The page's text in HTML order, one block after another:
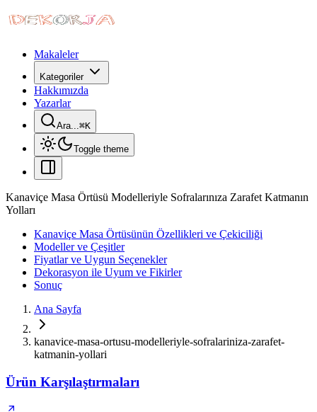
Makaleler
Kategoriler
Hakkımızda
Yazarlar
Ara...⌘K
Toggle theme
Kanaviçe Masa Örtüsü Modelleriyle Sofralarınıza Zarafet Katmanın
Yolları
Kanaviçe Masa Örtüsünün Özellikleri ve Çekiciliği
Modeller ve Çeşitler
Fiyatlar ve Uygun Seçenekler
Dekorasyon ile Uyum ve Fikirler
Sonuç
Ana Sayfa
kanavice-masa-ortusu-modelleriyle-sofralariniza-zarafet-
katmanin-yollari
Ürün Karşılaştırmaları